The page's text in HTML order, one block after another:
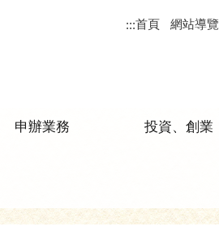
:::首頁 網站導覽
申辦業務 投資、創業